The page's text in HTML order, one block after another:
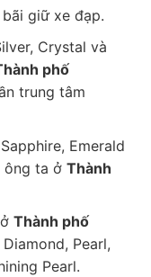
bãi giữ xe đạp.
Crystal và
phố
trung tâm
Emerald
ông ta ở Thành
Thành phố
Pearl,
Pearl.